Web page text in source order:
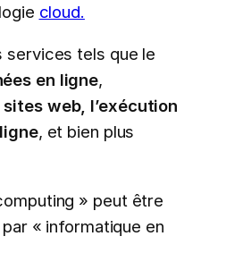
cloud.
services tels que le
en ligne,
web, l’exécution
, et bien plus
» peut être
« informatique en